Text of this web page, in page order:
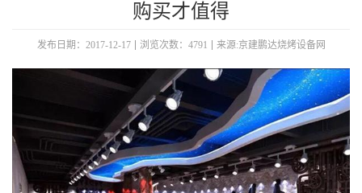
购买才值得
发布日期：2017-12-17 浏览次数：4791 来源:京建鹏达烧烤设备网